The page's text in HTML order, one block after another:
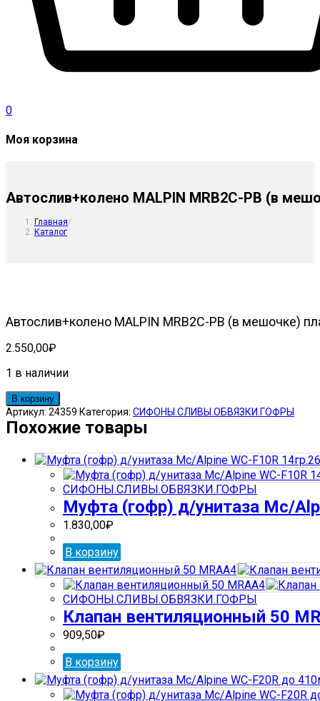
0
Моя корзина
Автослив+колено MALPIN MRB2C-PB (в
Главная/
Каталог
Автослив+колено MALPIN MRB2C-PB (в мешочке)
2.550,00₽
1 в наличии
Количество
товара
Автослив+колено
MALPIN
MRB2C-
мешочке)
В корзину
Артикул: 24359 Категория: СИФОНЫ.СЛИВЫ.ОБВЯЗКИ.ГОФРЫ
Похожие товары
СИФОНЫ.СЛИВЫ.ОБВЯЗКИ.ГОФРЫ
Муфта (гофр) д/унитаза Mc/
1.830,00₽
В корзину
СИФОНЫ.СЛИВЫ.ОБВЯЗКИ.ГОФРЫ
Клапан вентиляционный 50
909,50₽
В корзину